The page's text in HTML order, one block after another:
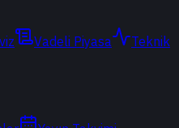
Vadeli Piyasa
Teknik